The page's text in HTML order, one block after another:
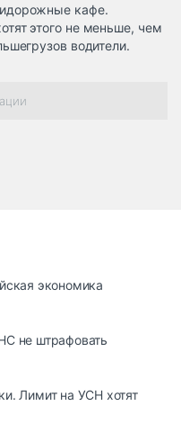
кафе.
этого не меньше, чем
водители.
экономика
не штрафовать
Лимит на УСН хотят